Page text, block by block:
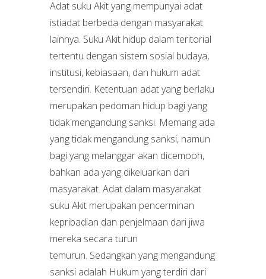
Adat suku Akit yang mempunyai adat
istiadat berbeda dengan masyarakat
lainnya. Suku Akit hidup dalam teritorial
tertentu dengan sistem sosial budaya,
institusi, kebiasaan, dan hukum adat
tersendiri. Ketentuan adat yang berlaku
merupakan pedoman hidup bagi yang
tidak mengandung sanksi. Memang ada
yang tidak mengandung sanksi, namun
bagi yang melanggar akan dicemooh,
bahkan ada yang dikeluarkan dari
masyarakat. Adat dalam masyarakat
suku Akit merupakan pencerminan
kepribadian dan penjelmaan dari jiwa
mereka secara turun
temurun. Sedangkan yang mengandung
sanksi adalah Hukum yang terdiri dari